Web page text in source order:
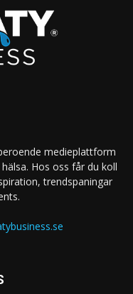
medieplattform
Hos oss får du koll
trendspaningar